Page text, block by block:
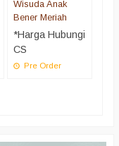
Wisuda Anak
Bener Meriah
*Harga Hubungi
CS
Pre Order